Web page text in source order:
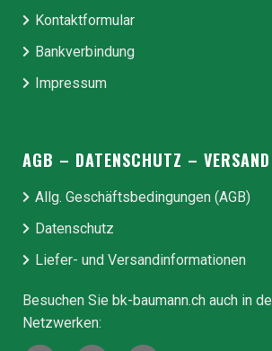
Kontaktformular
Bankverbindung
Impressum
AGB – DATENSCHUTZ – VERSAND
Allg. Geschäfts­be­ding­ungen (AGB)
Datenschutz
Liefer- und Ver­sand­in­for­ma­tionen
Besuchen Sie bk-baumann.ch auch in
Netzwerken: